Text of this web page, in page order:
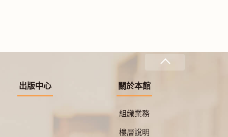
出版中心 關於本館
組織業務
樓層說明